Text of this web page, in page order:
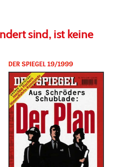
sind, ist keine